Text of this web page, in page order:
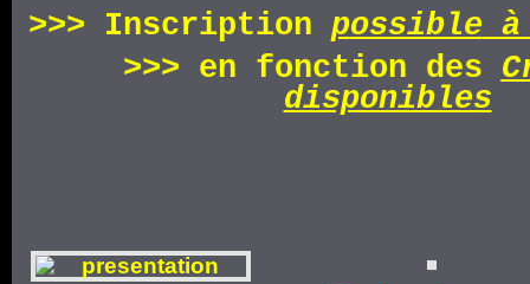
>>> Inscription possible à
>>> en fonction des
disponibles